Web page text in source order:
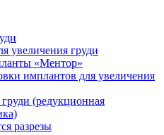
увеличения груди
«Ментор»
имплантов для увеличения
(редукционная
разрезы